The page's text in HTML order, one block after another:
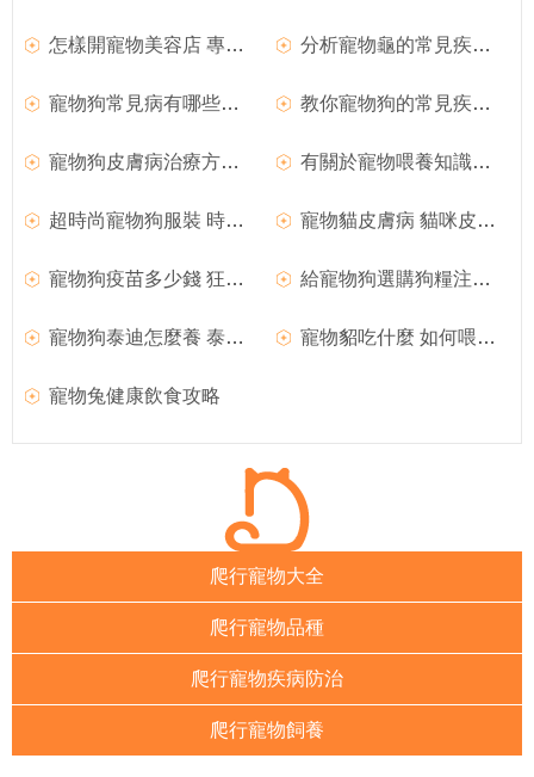
怎樣開寵物美容店 專業寵物美容師介紹 分析寵物龜的常見疾病及解決方法
寵物狗常見病有哪些及相關注意事項 教你寵物狗的常見疾病預防措施
寵物狗皮膚病治療方法 寵物狗疾病防預 有關於寵物喂養知識和注意事項
超時尚寵物狗服裝 時尚牛仔自制方法 寵物貓皮膚病 貓咪皮膚病有哪些
寵物狗疫苗多少錢 狂犬疫苗分析 給寵物狗選購狗糧注意事項
寵物狗泰迪怎麼養 泰迪犬飼養方法 寵物貂吃什麼 如何喂養寵物貂
寵物兔健康飲食攻略
爬行寵物大全
爬行寵物品種
爬行寵物疾病防治
爬行寵物飼養